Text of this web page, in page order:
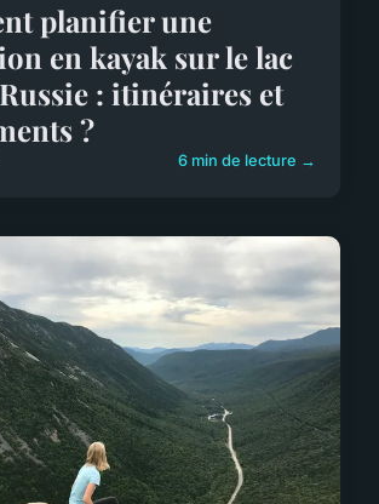
planifier une
en kayak sur le lac
: itinéraires et
?
6 min de lecture →